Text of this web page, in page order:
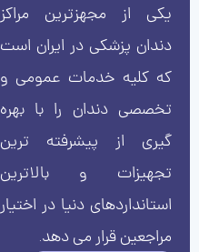
یکی از مجهزترین مراکز
دندان پزشکی در ایران است
که کلیه خدمات عمومی و
تخصصی دندان را با بهره
گیری از پیشرفته ترین
تجهیزات و بالاترین
استانداردهای دنیا در اختیار
مراجعین قرار می دهد.